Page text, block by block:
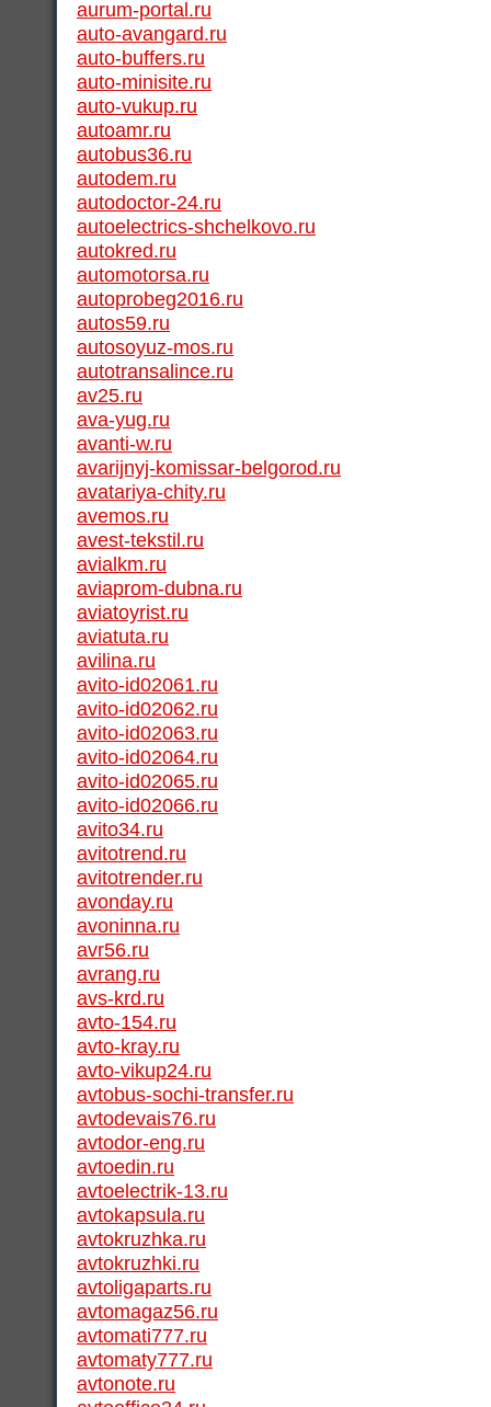
aurum-portal.ru
auto-avangard.ru
auto-buffers.ru
auto-minisite.ru
auto-vukup.ru
autoamr.ru
autobus36.ru
autodem.ru
autodoctor-24.ru
autoelectrics-shchelkovo.ru
autokred.ru
automotorsa.ru
autoprobeg2016.ru
autos59.ru
autosoyuz-mos.ru
autotransalince.ru
av25.ru
ava-yug.ru
avanti-w.ru
avarijnyj-komissar-belgorod.ru
avatariya-chity.ru
avemos.ru
avest-tekstil.ru
avialkm.ru
aviaprom-dubna.ru
aviatoyrist.ru
aviatuta.ru
avilina.ru
avito-id02061.ru
avito-id02062.ru
avito-id02063.ru
avito-id02064.ru
avito-id02065.ru
avito-id02066.ru
avito34.ru
avitotrend.ru
avitotrender.ru
avonday.ru
avoninna.ru
avr56.ru
avrang.ru
avs-krd.ru
avto-154.ru
avto-kray.ru
avto-vikup24.ru
avtobus-sochi-transfer.ru
avtodevais76.ru
avtodor-eng.ru
avtoedin.ru
avtoelectrik-13.ru
avtokapsula.ru
avtokruzhka.ru
avtokruzhki.ru
avtoligaparts.ru
avtomagaz56.ru
avtomati777.ru
avtomaty777.ru
avtonote.ru